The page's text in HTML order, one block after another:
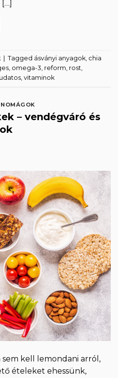
Tagged ásványi anyagok, chia
, omega-3, reform, rost,
, vitaminok
– vendégváró és
kell lemondani arról,
ételeket ehessünk,